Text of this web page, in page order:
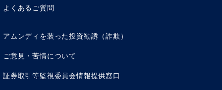
よくあるご質問
アムンディを装った投資勧誘（詐欺）
ご意見・苦情について
証券取引等監視委員会情報提供窓口